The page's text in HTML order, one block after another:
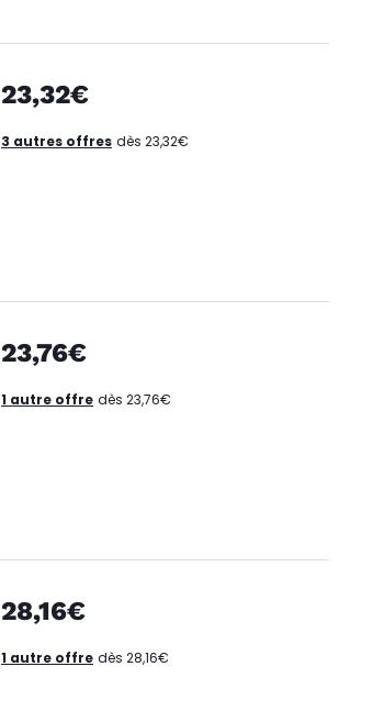
23,32€
3 autres offres dès 23,32€
23,76€
1 autre offre dès 23,76€
28,16€
1 autre offre dès 28,16€